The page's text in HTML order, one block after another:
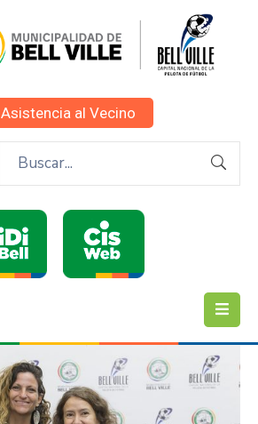
Asistencia al Vecino